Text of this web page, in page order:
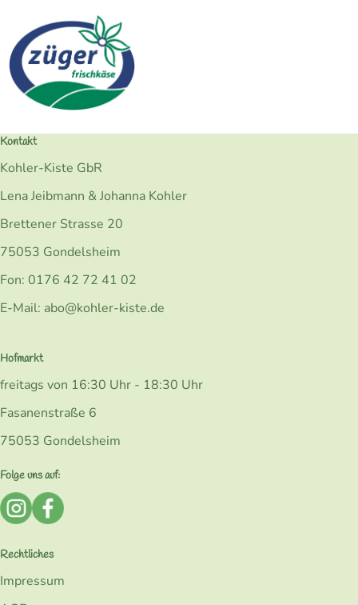
Kontakt
Kohler-Kiste GbR
Lena Jeibmann & Johanna Kohler
Brettener Strasse 20
75053 Gondelsheim
Fon: 0176 42 72 41 02
E-Mail: abo@kohler-kiste.de
Hofmarkt
freitags von 16:30 Uhr - 18:30 Uhr
Fasanenstraße 6
75053 Gondelsheim
Folge uns auf:
Externer Link zu https://www.instagram.com/
Externer Link zu https://www.facebook.com/
Rechtliches
Impressum